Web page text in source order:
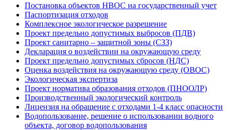
Постановка объектов НВОС на государственный учет
Паспортизация отходов
Комплексное экологическое разрешение
Проект предельно допустимых выбросов (ПДВ)
Проект санитарно – защитной зоны (СЗЗ)
Декларация о воздействии на окружающую среду
Проект предельно допустимых сбросов (НДС)
Оценка воздействия на окружающую среду (ОВОС)
Экологическая экспертиза
Проект норматива образования отходов (ПНООЛР)
Производственный экологический контроль
Лицензия на обращение с отходами 1-4 класс опасности
Водопользование, решение о использовании водного
объекта, договор водопользования